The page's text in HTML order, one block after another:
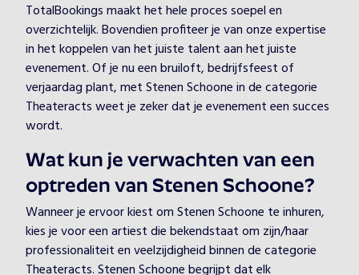
TotalBookings maakt het hele proces soepel en
overzichtelijk. Bovendien profiteer je van onze expertise
in het koppelen van het juiste talent aan het juiste
evenement. Of je nu een bruiloft, bedrijfsfeest of
verjaardag plant, met Stenen Schoone in de categorie
Theateracts weet je zeker dat je evenement een succes
wordt.
Wat kun je verwachten van een
optreden van Stenen Schoone?
Wanneer je ervoor kiest om Stenen Schoone te inhuren,
kies je voor een artiest die bekendstaat om zijn/haar
professionaliteit en veelzijdigheid binnen de categorie
Theateracts. Stenen Schoone begrijpt dat elk